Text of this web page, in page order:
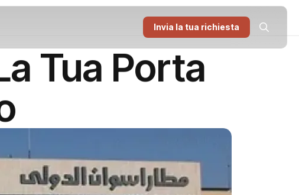
Invia la tua richiesta
Tua Porta